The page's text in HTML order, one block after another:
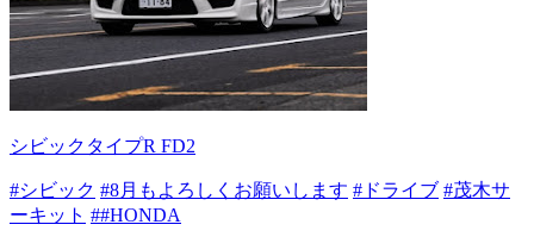
シビックタイプR FD2
#シビック #8月もよろしくお願いします #ドライブ #茂木サ
ーキット ##HONDA